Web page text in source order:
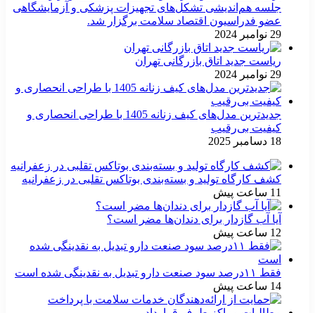
جلسه هم‌اندیشی تشکل‌های تجهیزات پزشکی و آزمایشگاهی
عضو فدراسیون اقتصاد سلامت برگزار شد.
29 نوامبر 2024
ریاست جدید اتاق بازرگانی تهران
29 نوامبر 2024
جدیدترین مدل‌های کیف زنانه 1405 با طراحی انحصاری و
کیفیت بی‌رقیب
18 دسامبر 2025
کشف کارگاه تولید و بسته‌بندی بوتاکس تقلبی در زعفرانیه
11 ساعت پیش
آیا آب گازدار برای دندان‌ها مضر است؟
12 ساعت پیش
فقط ۱۱‌درصد سود صنعت دارو تبدیل به نقدینگی شده است
14 ساعت پیش